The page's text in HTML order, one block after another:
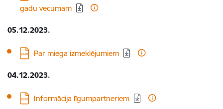
gadu vecumam
05.12.2023.
Lejupielādēt:
Par miega izmeklējumiem
04.12.2023.
Lejupielādēt:
Informācija līgumpartneriem